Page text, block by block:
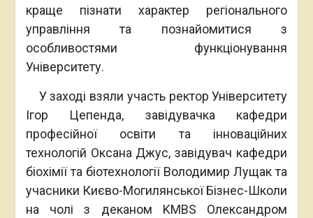
краще пізнати характер регіонального
управління та познайомитися з
особливостями функціонування
Університету.
У заході взяли участь ректор Університету
Ігор Цепенда, завідувачка кафедри
професійної освіти та інноваційних
технологій Оксана Джус, завідувач кафедри
біохімії та біотехнології Володимир Лущак та
учасники Києво-Могилянської Бізнес-Школи
на чолі з деканом KMBS Олександром